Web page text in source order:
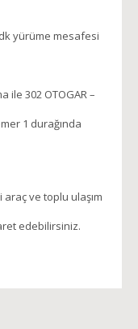
yürüme mesafesi
302 OTOGAR –
1 durağında
ve toplu ulaşım
edebilirsiniz.